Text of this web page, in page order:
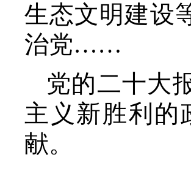
生态文明建设
治党……
党的二十大
主义新胜利的
献。